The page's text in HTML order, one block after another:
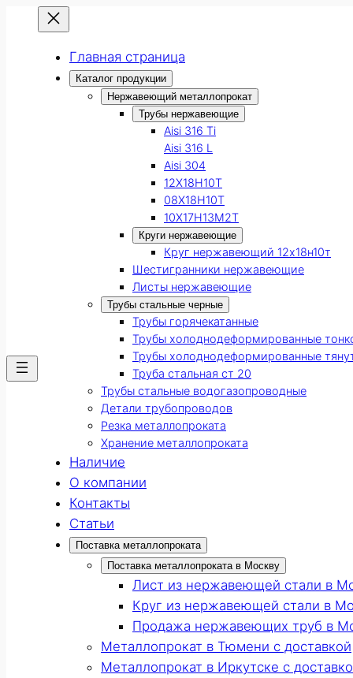
Главная страница
Каталог продукции
Нержавеющий металлопрокат
Трубы нержавеющие
Aisi 316 Ti
Aisi 316 L
Aisi 304
12Х18Н10Т
08Х18Н10Т
10Х17Н13М2Т
Круги нержавеющие
Круг нержавеющий 12х18н10т
Шестигранники нержавеющие
Листы нержавеющие
Трубы стальные черные
Трубы горячекатанные
Трубы холоднодеформированные
Трубы холоднодеформированные
Труба стальная ст 20
Трубы стальные водогазопроводные
Детали трубопроводов
Резка металлопроката
Хранение металлопроката
Наличие
О компании
Контакты
Статьи
Поставка металлопроката
Поставка металлопроката в Москву
Лист из нержавеющей стали в
Круг из нержавеющей стали в
Продажа нержавеющих труб в
Металлопрокат в Тюмени с доставкой
Металлопрокат в Иркутске с